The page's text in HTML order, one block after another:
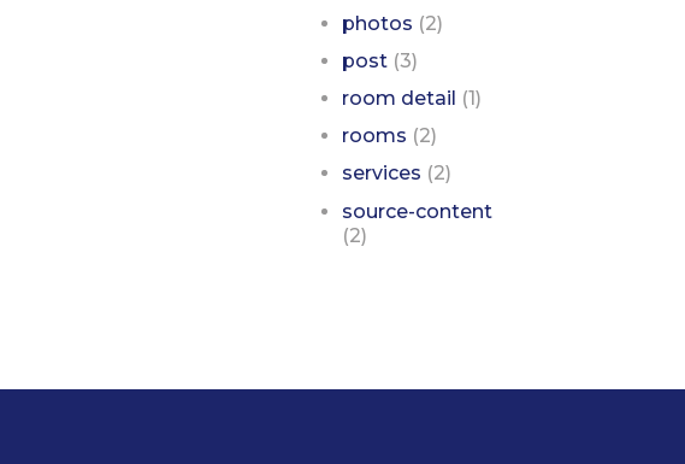
photos (2)
post (3)
room detail (1)
rooms (2)
services (2)
source-content
(2)